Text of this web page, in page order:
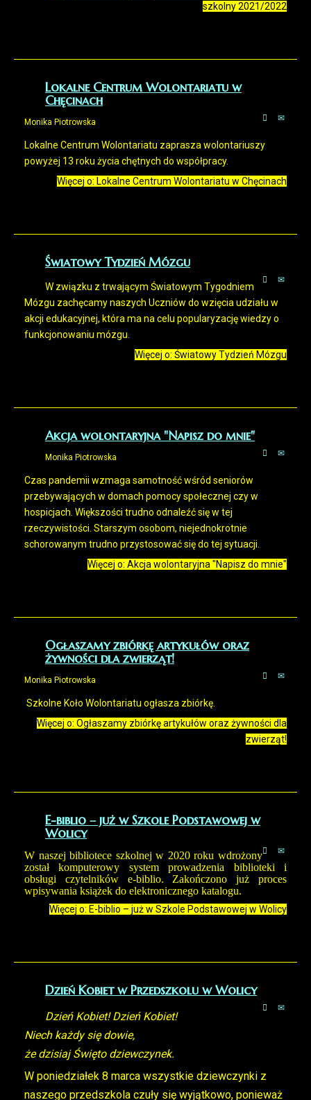
szkolny 2021/2022
Lokalne Centrum Wolontariatu w
Chęcinach
Monika Piotrowska
Lokalne Centrum Wolontariatu zaprasza wolontariuszy
powyżej 13 roku życia chętnych do współpracy.
Więcej o: Lokalne Centrum Wolontariatu w Chęcinach
Światowy Tydzień Mózgu
W związku z trwającym Światowym Tygodniem
Mózgu zachęcamy naszych Uczniów do wzięcia udziału w
akcji edukacyjnej, która ma na celu popularyzację wiedzy o
funkcjonowaniu mózgu.
Więcej o: Światowy Tydzień Mózgu
Akcja wolontaryjna "Napisz do mnie"
Monika Piotrowska
Czas pandemii wzmaga samotność wśród seniorów
przebywających w domach pomocy społecznej czy w
hospicjach. Większości trudno odnaleźć się w tej
rzeczywistości. Starszym osobom, niejednokrotnie
schorowanym trudno przystosować się do tej sytuacji.
Więcej o: Akcja wolontaryjna "Napisz do mnie"
Ogłaszamy zbiórkę artykułów oraz
żywności dla zwierząt!
Monika Piotrowska
Szkolne Koło Wolontariatu ogłasza zbiórkę.
Więcej o: Ogłaszamy zbiórkę artykułów oraz żywności dla
zwierząt!
E-biblio – już w Szkole Podstawowej w
Wolicy
W naszej bibliotece szkolnej w 2020 roku wdrożony
został komputerowy system prowadzenia biblioteki i
obsługi czytelników e-biblio. Zakończono już proces
wpisywania książek do elektronicznego katalogu.
Więcej o: E-biblio – już w Szkole Podstawowej w Wolicy
Dzień Kobiet w Przedszkolu w Wolicy
Dzień Kobiet! Dzień Kobiet!
Niech każdy się dowie,
że dzisiaj Święto dziewczynek.
W poniedziałek 8 marca wszystkie dziewczynki z
naszego przedszkola czuły się wyjątkowo, ponieważ